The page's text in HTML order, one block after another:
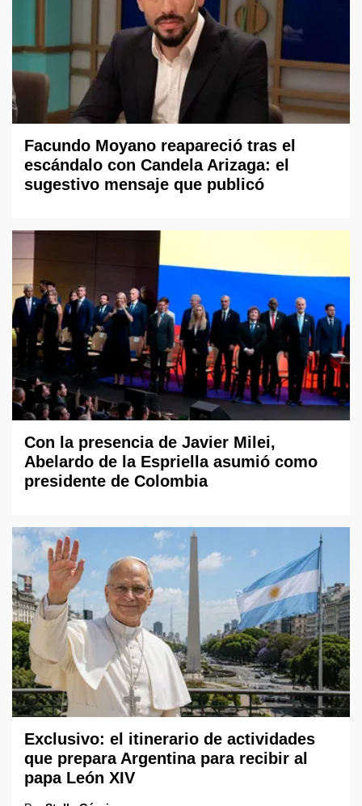
Facundo Moyano reapareció tras el
escándalo con Candela Arizaga: el
sugestivo mensaje que publicó
Con la presencia de Javier Milei,
Abelardo de la Espriella asumió como
presidente de Colombia
Exclusivo: el itinerario de actividades
que prepara Argentina para recibir al
papa León XIV